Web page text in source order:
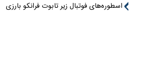
اسطوره‌های فوتبال زیر تابوت فرانکو بارزی